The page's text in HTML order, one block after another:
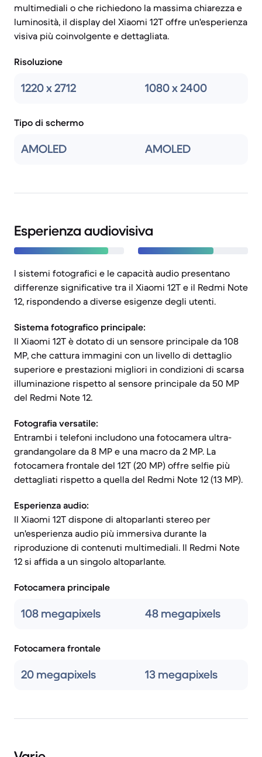
multimediali o che richiedono la massima chiarezza e
luminosità, il display del Xiaomi 12T offre un'esperienza
visiva più coinvolgente e dettagliata.
Risoluzione
1220 x 2712 1080 x 2400
Tipo di schermo
AMOLED AMOLED
Esperienza audiovisiva
I sistemi fotografici e le capacità audio presentano
differenze significative tra il Xiaomi 12T e il Redmi Note
12, rispondendo a diverse esigenze degli utenti.
Sistema fotografico principale:
Il Xiaomi 12T è dotato di un sensore principale da 108
MP, che cattura immagini con un livello di dettaglio
superiore e prestazioni migliori in condizioni di scarsa
illuminazione rispetto al sensore principale da 50 MP
del Redmi Note 12.
Fotografia versatile:
Entrambi i telefoni includono una fotocamera ultra-
grandangolare da 8 MP e una macro da 2 MP. La
fotocamera frontale del 12T (20 MP) offre selfie più
dettagliati rispetto a quella del Redmi Note 12 (13 MP).
Esperienza audio:
Il Xiaomi 12T dispone di altoparlanti stereo per
un'esperienza audio più immersiva durante la
riproduzione di contenuti multimediali. Il Redmi Note
12 si affida a un singolo altoparlante.
Fotocamera principale
108 megapixels 48 megapixels
Fotocamera frontale
20 megapixels 13 megapixels